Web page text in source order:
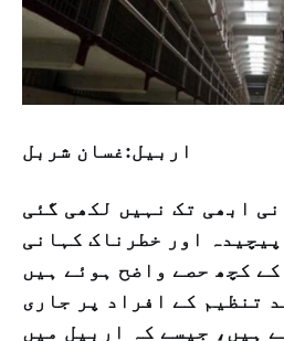
اربيل:غسان شربل
ابھی تک نہیں لکھی گئی
اور خطرناک کہانی
کچھ حصے واضح ہوئے ہیں
تنظیم کے افراد پر جاری
ہیں، جیسے کہ اربیل میں